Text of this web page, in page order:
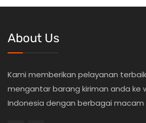
About Us
Kami memberikan pelayanan
mengantar barang kiriman anda ke
Indonesia dengan berbagai macam